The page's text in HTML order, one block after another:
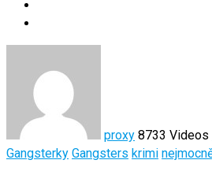
proxy 8733 Videos
Gangsterky Gangsters krimi